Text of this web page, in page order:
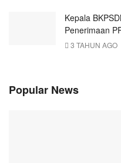
Kepala
Penerimaan
3 TAHUN AGO
Popular News